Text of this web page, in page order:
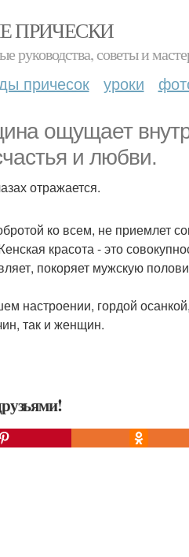
ПРИЧЕСКИ
руководства, советы и
причесок уроки
ощущает
и любви.
отражается.
ко всем, не приемлет
красота - это
покоряет мужскую
настроении, гордой
так и женщин.